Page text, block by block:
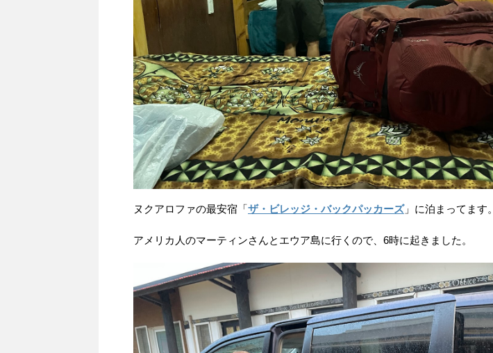
ヌクアロファの最安宿「ザ・ビレッジ・バックパッカーズ」に泊まってます。
アメリカ人のマーティンさんとエウア島に行くので、6時に起きました。